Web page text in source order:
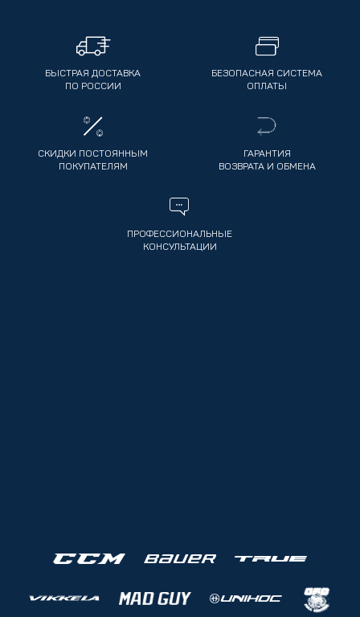
БЫСТРАЯ ДОСТАВКА
ПО РОССИИ
БЕЗОПАСНАЯ СИСТЕМА
ОПЛАТЫ
СКИДКИ ПОСТОЯННЫМ
ПОКУПАТЕЛЯМ
ГАРАНТИЯ
ВОЗВРАТА И ОБМЕНА
ПРОФЕССИОНАЛЬНЫЕ
КОНСУЛЬТАЦИИ